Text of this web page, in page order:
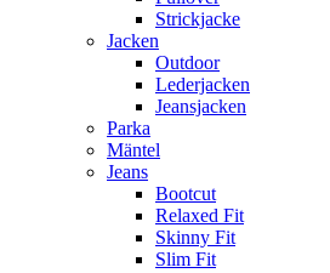
Strickjacke
Jacken
Outdoor
Lederjacken
Jeansjacken
Parka
Mäntel
Jeans
Bootcut
Relaxed Fit
Skinny Fit
Slim Fit